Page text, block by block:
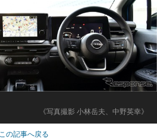
《写真撮影 小林岳夫、中野英幸》
この記事へ戻る